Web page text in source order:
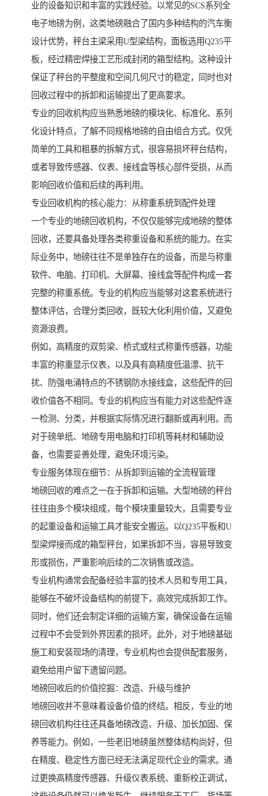
业的设备知识和丰富的实践经验。以常见的SCS系列全
电子地磅为例，这类地磅融合了国内多种结构的汽车衡
设计优势，秤台主梁采用U型梁结构，面板选用Q235平
板，经过精密焊接工艺形成封闭的箱型结构。这种设计
保证了秤台的平整度和空间几何尺寸的稳定，同时也对
回收过程中的拆卸和运输提出了更高要求。
专业的回收机构应当熟悉地磅的模块化、标准化、系列
化设计特点，了解不同规格地磅的自由组合方式。仅凭
简单的工具和粗暴的拆解方式，很容易损坏秤台结构，
或者导致传感器、仪表、接线盒等核心部件受损，从而
影响回收价值和后续的再利用。
专业回收机构的核心能力：从称重系统到配件处理
一个专业的地磅回收机构，不仅仅能够完成地磅的整体
回收，还要具备处理各类称重设备和系统的能力。在实
际业务中，地磅往往不是单独存在的设备，而是与称重
软件、电脑、打印机、大屏幕、接线盒等配件构成一套
完整的称重系统。专业的机构应当能够对这套系统进行
整体评估，合理分类回收，既较大化利用价值，又避免
资源浪费。
例如，高精度的双剪梁、桥式或柱式称重传感器，功能
丰富的称重显示仪表，以及具有高精度低温漂、抗干
扰、防强电涌特点的不锈钢防水接线盒，这些配件的回
收价值各不相同。专业的机构应当有能力对这些配件逐
一检测、分类，并根据实际情况进行翻新或再利用。而
对于磅单纸、地磅专用电脑和打印机等耗材和辅助设
备，也需要妥善处理，避免环境污染。
专业服务体现在细节：从拆卸到运输的全流程管理
地磅回收的难点之一在于拆卸和运输。大型地磅的秤台
往往由多个模块组成，每个模块重量较大，且需要专业
的起重设备和运输工具才能安全搬运。以Q235平板和U
型梁焊接而成的箱型秤台，如果拆卸不当，容易导致变
形或损伤，严重影响后续的二次销售或改造。
专业机构通常会配备经验丰富的技术人员和专用工具，
能够在不破坏设备结构的前提下，高效完成拆卸工作。
同时，他们还会制定详细的运输方案，确保设备在运输
过程中不会受到外界因素的损坏。此外，对于地磅基础
施工和安装现场的清理，专业机构也会提供配套服务，
避免给用户留下遗留问题。
地磅回收后的价值挖掘：改造、升级与维护
地磅回收并不意味着设备价值的终结。相反，专业的地
磅回收机构往往还具备地磅改造、升级、加长加固、保
养等能力。例如，一些老旧地磅虽然整体结构尚好，但
在精度、稳定性方面已经无法满足现代企业的需求。通
过更换高精度传感器、升级仪表系统、重新校正调试，